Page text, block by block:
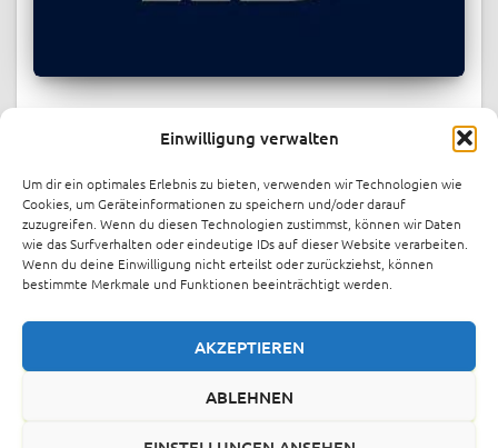
Einwilligung verwalten
Um dir ein optimales Erlebnis zu bieten, verwenden wir Technologien wie
Cookies, um Geräteinformationen zu speichern und/oder darauf
zuzugreifen. Wenn du diesen Technologien zustimmst, können wir Daten
wie das Surfverhalten oder eindeutige IDs auf dieser Website verarbeiten.
Wenn du deine Einwilligung nicht erteilst oder zurückziehst, können
bestimmte Merkmale und Funktionen beeinträchtigt werden.
AKZEPTIEREN
ABLEHNEN
Berlin energy startup indielux raises
over $1.1M in record-breaking
crowdfunding round
Berlin-based energy startup indielux has raised over €1
million through crowdinvesting platform FunderNation,
just one month after launching its funding round. The
company has now increased its target to €1.4 million.
Indielux offers patented cable Weiterlesen